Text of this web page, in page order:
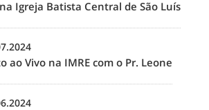
Igreja Batista Central de São Luís
ao Vivo na IMRE com o Pr. Leone